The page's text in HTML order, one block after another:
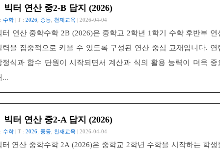
빅터 연산 중2-B 답지 (2026)
수학 | T : 2026 중등 천재교육 | 2026-04-04
터 연산 중학수학 2B (2026)은 중학교 2학년 1학기 수학 후반부 연
력을 집중적으로 키울 수 있도록 구성된 연산 중심 교재입니다. 연
정식과 함수 단원이 시작되면서 계산과 식의 활용 능력이 더욱 중
...
빅터 연산 중2-A 답지 (2026)
수학 | T : 2026 중등 천재교육 | 2026-04-04
터 연산 중학수학 2A (2026)은 중학교 2학년 수학을 시작하는 학생